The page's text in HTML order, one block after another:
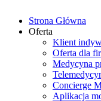
Strona Główna
Oferta
Klient
Oferta dla
Medycyna
Concierge
Aplikacja